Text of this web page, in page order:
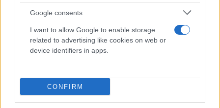
Google consents
I want to allow Google to enable storage
related to advertising like cookies on web or
device identifiers in apps.
CONFIRM